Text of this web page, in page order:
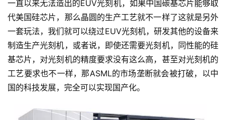
一直以来无法造出的EUV光刻机，如果中国碳基芯片能够取
代美国硅芯片，那么晶圆的生产工艺就不一样了这就是另外
一套玩法，我们就可以绕过EUV光刻机，研发其他的设备来
制造生产光刻机，或者说，即使还需要光刻机，同性能的硅
基芯片，对光刻机的精度要求没有这么高，甚至对光刻机的
工艺要求也不一样，那ASML的市场垄断就会被打破，以中
国的科技发展，完全可以实现国产化。